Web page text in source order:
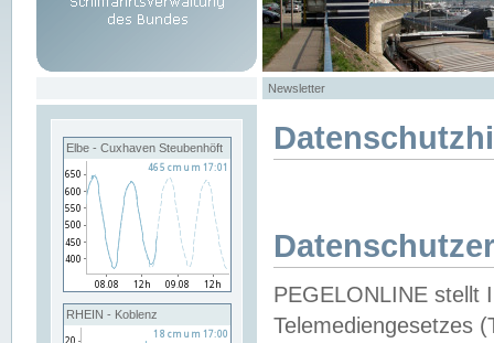
Newsletter
Elbe - Cuxhaven Steubenhöft
RHEIN - Koblenz
PEGELONLINE stellt
Telemediengesetzes